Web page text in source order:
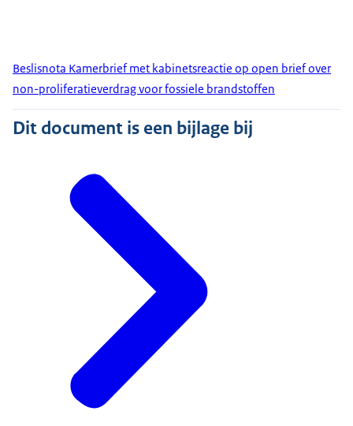
Beslisnota Kamerbrief met kabinetsreactie op open brief over
non-proliferatieverdrag voor fossiele brandstoffen
Dit document is een bijlage bij